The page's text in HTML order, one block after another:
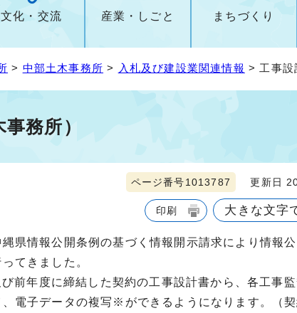
文化・交流 産業・しごと まちづくり
> 中部土木事務所 > 入札及び建設業関連情報 > 工事設
務所）
ページ番号1013787 更新日
印刷 大きな文字
県情報公開条例の基づく情報開示請求により情報
てきました。
前年度に締結した契約の工事設計書から、各工事
電子データの複写※ができるようになります。（